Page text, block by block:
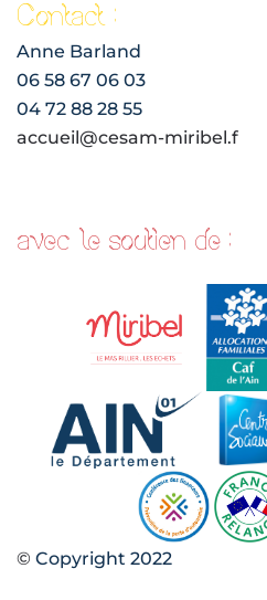
Contact :
Anne Barland
06 58 67 06 03
04 72 88 28 55
accueil@cesam-miribel.f
avec le soutien de :
© Copyright 2022